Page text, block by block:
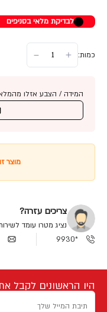
לבדיקת מלאי בסניפים
כמות:
המידה / הצבע אזלו
מוצר
צריכים עזרה?
נציג מטרו עומד
*9930
היו הראשונים לקבל